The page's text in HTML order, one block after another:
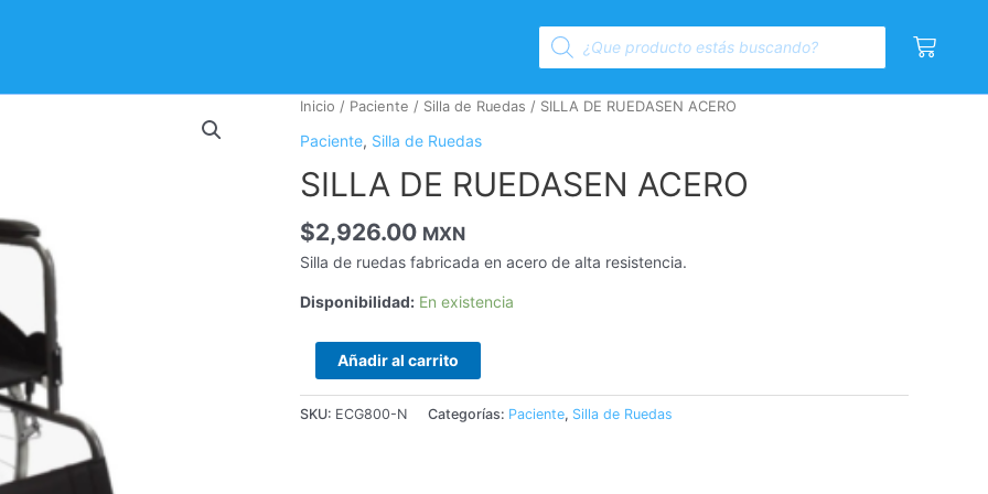
Products
search
Cart
Inicio / Paciente / Silla de Ruedas / SILLA DE RUEDASEN ACERO
Paciente, Silla de Ruedas
SILLA DE RUEDASEN ACERO
$2,926.00 MXN
Silla de ruedas fabricada en acero de alta resistencia.
Disponibilidad: En existencia
SILLA
RUEDASEN
ACERO
cantidad
Añadir al carrito
SKU: ECG800-N Categorías: Paciente, Silla de Ruedas